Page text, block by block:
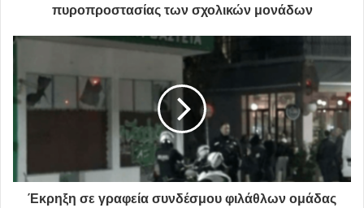
πυροπροστασίας των σχολικών μονάδων
Έκρηξη σε γραφεία συνδέσμου φιλάθλων ομάδας